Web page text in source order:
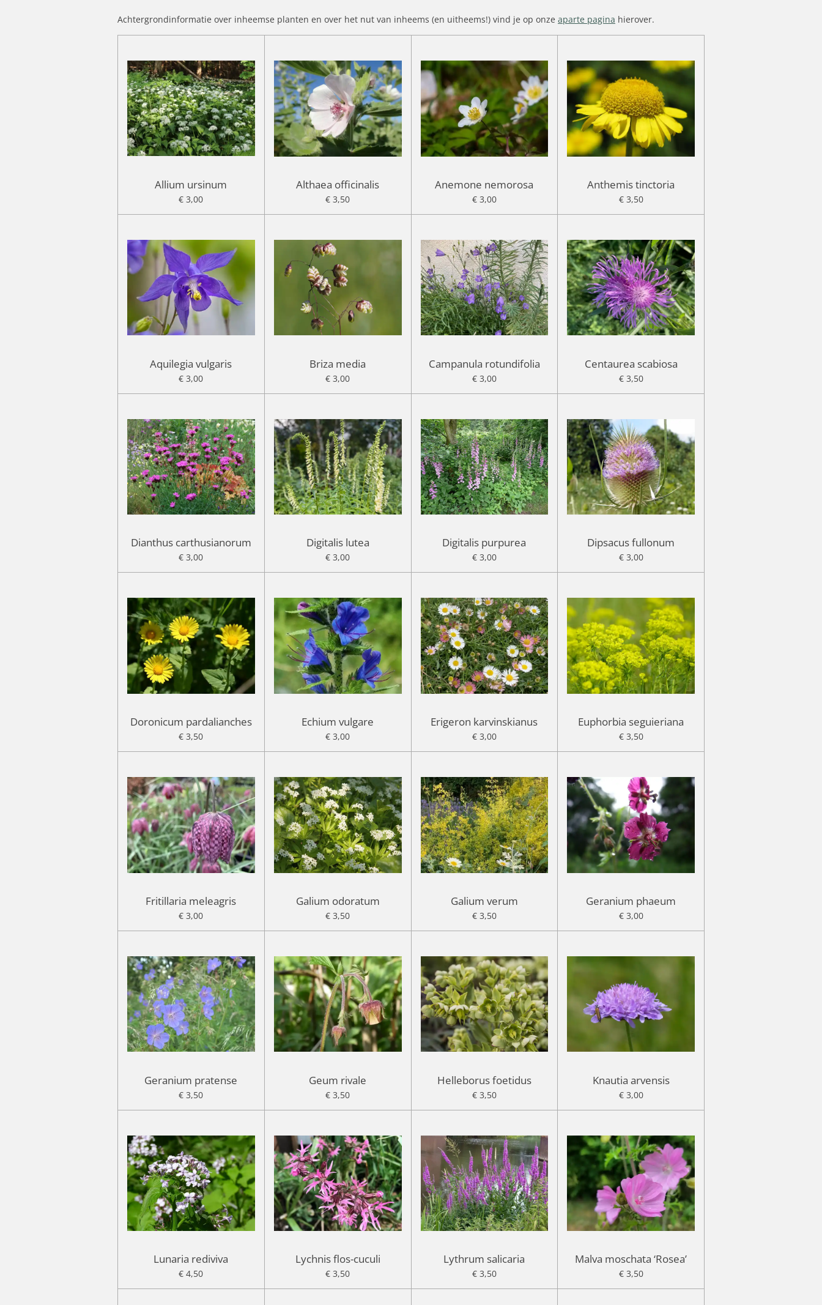
Achtergrondinformatie over inheemse planten en over het nut van inheems (en uitheems!) vind je op onze aparte pagina hierover.
Allium ursinum
€ 3,00
Althaea officinalis
€ 3,50
Anemone nemorosa
€ 3,00
Anthemis tinctoria
€ 3,50
Aquilegia vulgaris
€ 3,00
Briza media
€ 3,00
Campanula rotundifolia
€ 3,00
Centaurea scabiosa
€ 3,50
Dianthus carthusianorum
€ 3,00
Digitalis lutea
€ 3,00
Digitalis purpurea
€ 3,00
Dipsacus fullonum
€ 3,00
Doronicum pardalianches
€ 3,50
Echium vulgare
€ 3,00
Erigeron karvinskianus
€ 3,00
Euphorbia seguieriana
€ 3,50
Fritillaria meleagris
€ 3,00
Galium odoratum
€ 3,50
Galium verum
€ 3,50
Geranium phaeum
€ 3,00
Geranium pratense
€ 3,50
Geum rivale
€ 3,50
Helleborus foetidus
€ 3,50
Knautia arvensis
€ 3,00
Lunaria rediviva
€ 4,50
Lychnis flos-cuculi
€ 3,50
Lythrum salicaria
€ 3,50
Malva moschata ‘Rosea’
€ 3,50